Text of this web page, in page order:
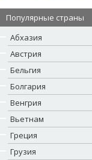
Популярные страны
Абхазия
Австрия
Бельгия
Болгария
Венгрия
Вьетнам
Греция
Грузия